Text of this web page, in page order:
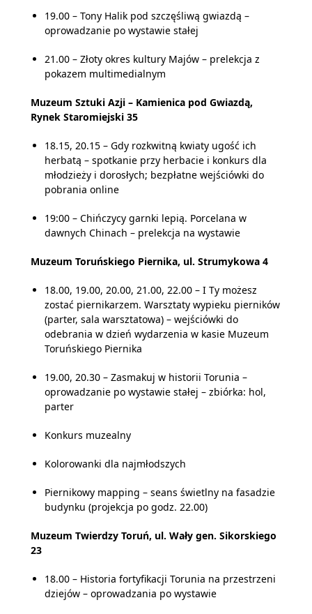
19.00 – Tony Halik pod szczęśliwą gwiazdą –
oprowadzanie po wystawie stałej
21.00 – Złoty okres kultury Majów – prelekcja z
pokazem multimedialnym
Muzeum Sztuki Azji – Kamienica pod Gwiazdą,
Rynek Staromiejski 35
18.15, 20.15 – Gdy rozkwitną kwiaty ugość ich
herbatą – spotkanie przy herbacie i konkurs dla
młodzieży i dorosłych; bezpłatne wejściówki do
pobrania online
19:00 – Chińczycy garnki lepią. Porcelana w
dawnych Chinach – prelekcja na wystawie
Muzeum Toruńskiego Piernika, ul. Strumykowa 4
18.00, 19.00, 20.00, 21.00, 22.00 – I Ty możesz
zostać piernikarzem. Warsztaty wypieku pierników
(parter, sala warsztatowa) – wejściówki do
odebrania w dzień wydarzenia w kasie Muzeum
Toruńskiego Piernika
19.00, 20.30 – Zasmakuj w historii Torunia –
oprowadzanie po wystawie stałej – zbiórka: hol,
parter
Konkurs muzealny
Kolorowanki dla najmłodszych
Piernikowy mapping – seans świetlny na fasadzie
budynku (projekcja po godz. 22.00)
Muzeum Twierdzy Toruń, ul. Wały gen. Sikorskiego
23
18.00 – Historia fortyfikacji Torunia na przestrzeni
dziejów – oprowadzania po wystawie